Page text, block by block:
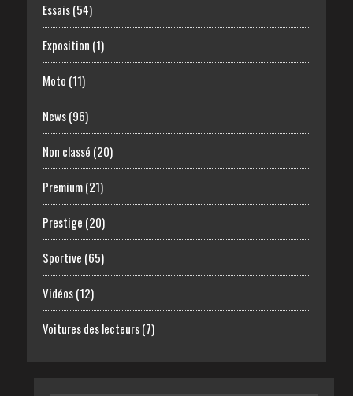
Essais(54)
Exposition (1)
Moto (11)
News(96)
Non classé (20)
Premium(21)
Prestige (20)
Sportive (65)
Vidéos(12)
Voitures des lecteurs(7)